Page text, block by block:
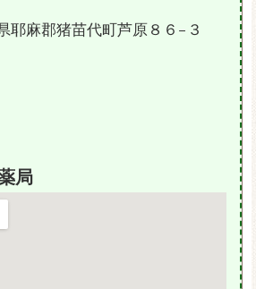
耶麻郡猪苗代町芦原８６−３
局